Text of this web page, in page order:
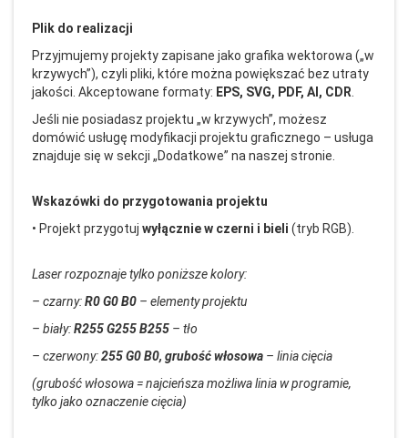
Plik do realizacji
Przyjmujemy projekty zapisane jako grafika wektorowa („w
krzywych”), czyli pliki, które można powiększać bez utraty
jakości. Akceptowane formaty: EPS, SVG, PDF, AI, CDR
Jeśli nie posiadasz projektu „w krzywych”, możesz
domówić usługę modyfikacji projektu graficznego – usługa
znajduje się w sekcji „Dodatkowe” na naszej stronie.
Wskazówki do przygotowania projektu
• Projekt przygotuj wyłącznie w czerni i bieli (tryb RGB).
Laser rozpoznaje tylko poniższe kolory:
– czarny:R0 G0 B0 – elementy projektu
– biały:R255 G255 B255 – tło
– czerwony:255 G0 B0, grubość włosowa – linia cięcia
(grubość włosowa = najcieńsza możliwa linia w programie,
tylko jako oznaczenie cięcia)